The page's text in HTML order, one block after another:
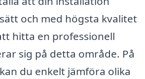
och med högsta kvalitet
hitta en professionell
sig på detta område. På
du enkelt jämföra olika